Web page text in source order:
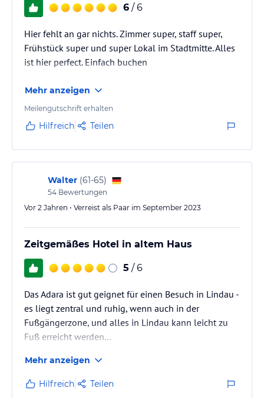
6 / 6
Hier fehlt an gar nichts. Zimmer super, staff super,
Frühstück super und super Lokal im Stadtmitte. Alles
ist hier perfect. Einfach buchen
Mehr anzeigen
Meilengutschrift erhalten
Hilfreich Teilen
Walter (61-65)
54 Bewertungen
Vor 2 Jahren • Verreist als Paar im September 2023
Zeitgemäßes Hotel in altem Haus
5 / 6
Das Adara ist gut geignet für einen Besuch in Lindau -
es liegt zentral und ruhig, wenn auch in der
Fußgängerzone, und alles in Lindau kann leicht zu
Fuß erreicht werden...
Mehr anzeigen
Hilfreich Teilen